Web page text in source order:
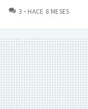
3 COMENTARIOS
HACE 8 MESES